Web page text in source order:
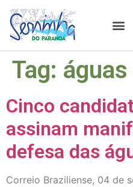
Tag: águas
Cinco
assinam
defesa das
Correio Braziliense, 04 de